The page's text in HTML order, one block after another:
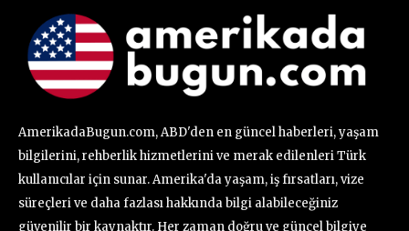
AmerikadaBugun.com, ABD'den en güncel haberleri, yaşam
bilgilerini, rehberlik hizmetlerini ve merak edilenleri Türk
kullanıcılar için sunar. Amerika'da yaşam, iş fırsatları, vize
süreçleri ve daha fazlası hakkında bilgi alabileceğiniz
güvenilir bir kaynaktır. Her zaman doğru ve güncel bilgiye